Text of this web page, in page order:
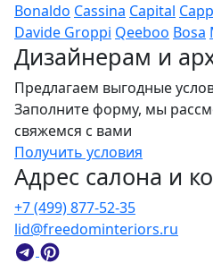
Bonaldo Cassina Capital
Davide Groppi Qeeboo Bosa
Дизайнерам и
Предлагаем выгодные
Заполните форму, мы
свяжемся с вами
Получить условия
Адрес салона и
+7 (499) 877-52-35
lid@freedominteriors.ru